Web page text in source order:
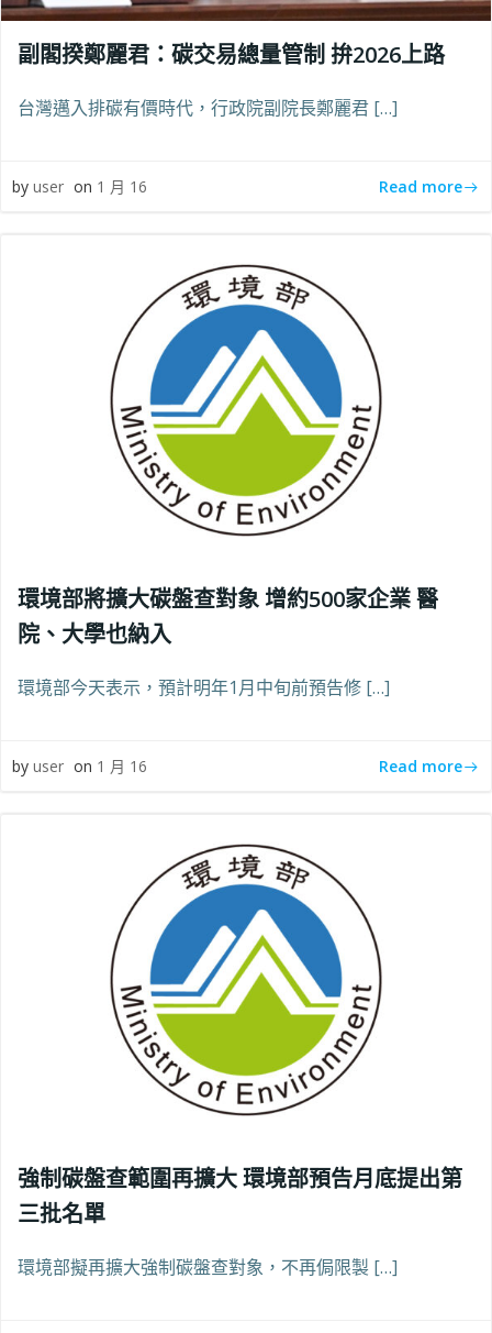
副閣揆鄭麗君：碳交易總量管制 拚2026上路
台灣邁入排碳有價時代，行政院副院長鄭麗君 […]
by user on 1 月 16 Read more
環境部將擴大碳盤查對象 增約500家企業 醫
院、大學也納入
環境部今天表示，預計明年1月中旬前預告修 […]
by user on 1 月 16 Read more
強制碳盤查範圍再擴大 環境部預告月底提出第
三批名單
環境部擬再擴大強制碳盤查對象，不再侷限製 […]